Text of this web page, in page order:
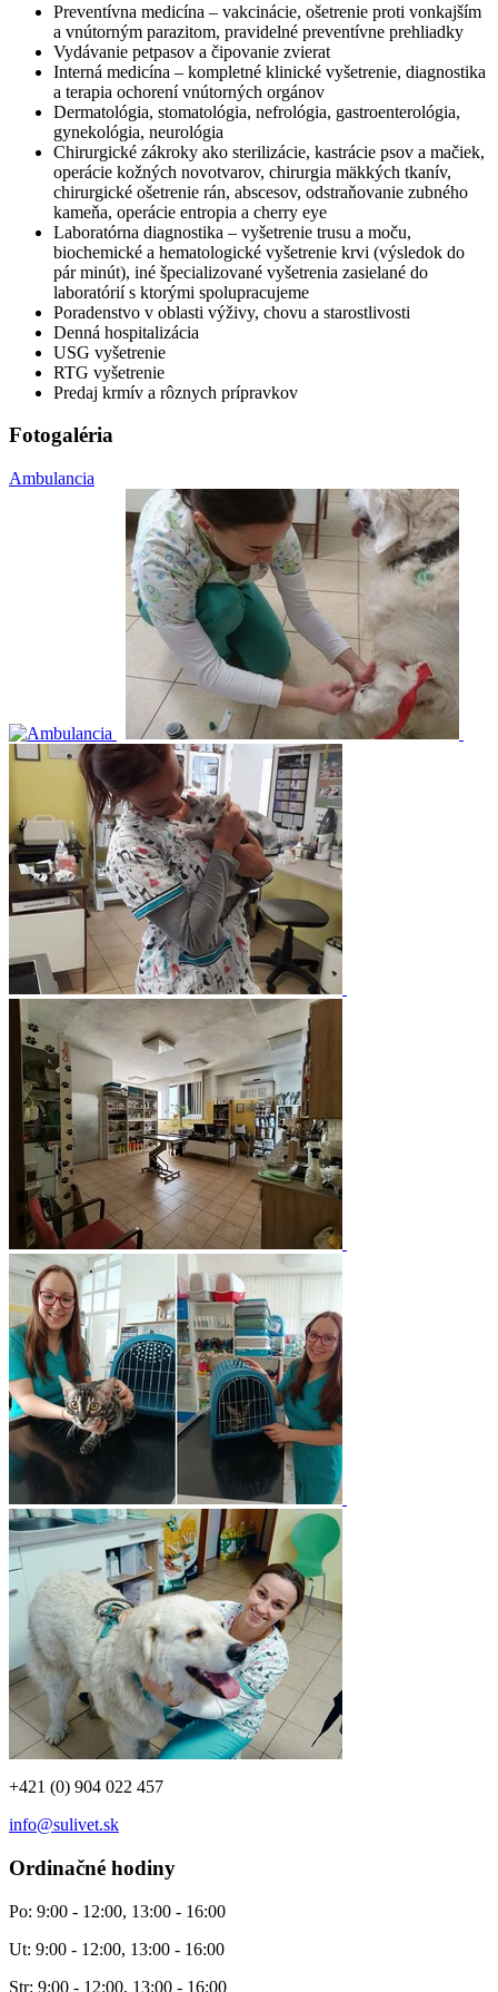
Preventívna medicína – vakcinácie, ošetrenie proti vonkajším
a vnútorným parazitom, pravidelné preventívne prehliadky
Vydávanie petpasov a čipovanie zvierat
Interná medicína – kompletné klinické vyšetrenie, diagnostika
a terapia ochorení vnútorných orgánov
Dermatológia, stomatológia, nefrológia, gastroenterológia,
gynekológia, neurológia
Chirurgické zákroky ako sterilizácie, kastrácie psov a mačiek,
operácie kožných novotvarov, chirurgia mäkkých tkanív,
chirurgické ošetrenie rán, abscesov, odstraňovanie zubného
kameňa, operácie entropia a cherry eye
Laboratórna diagnostika – vyšetrenie trusu a moču,
biochemické a hematologické vyšetrenie krvi (výsledok do
pár minút), iné špecializované vyšetrenia zasielané do
laboratórií s ktorými spolupracujeme
Poradenstvo v oblasti výživy, chovu a starostlivosti
Denná hospitalizácia
USG vyšetrenie
RTG vyšetrenie
Predaj krmív a rôznych prípravkov
Fotogaléria
Ambulancia
+421 (0) 904 022 457
info@sulivet.sk
Ordinačné hodiny
Po: 9:00 - 12:00, 13:00 - 16:00
Ut: 9:00 - 12:00, 13:00 - 16:00
Str: 9:00 - 12:00, 13:00 - 16:00